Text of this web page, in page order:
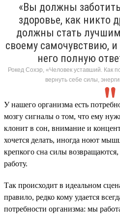
«Вы должны
здоровье, как никто
должны стать
своему самочувствию,
него полную
Рокед Сохэр, «Человек уставший. Как
вернуть себе силы,
У нашего организма есть
мозгу сигналы о том, что ему
клонит в сон, внимание и
хочется делать, иногда ноют
крепкого сна силы
работу.
Так происходит в идеальном
правило, редко кому удается
потребности организма: мы